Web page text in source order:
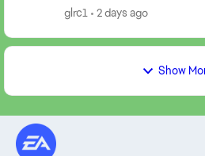
cerrarme el juego y abrirme
glrc1 2 days ago
Show